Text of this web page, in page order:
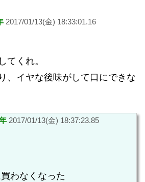
2017/01/13(金) 18:33:01.16
てくれ。
、イヤな後味がして口にできな
2017/01/13(金) 18:37:23.85
わなくなった